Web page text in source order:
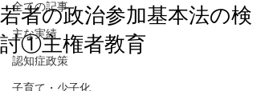
全ての記事
主な実績
認知症政策
子育て・少子化
若者の政治参加基本法の検
討①主権者教育